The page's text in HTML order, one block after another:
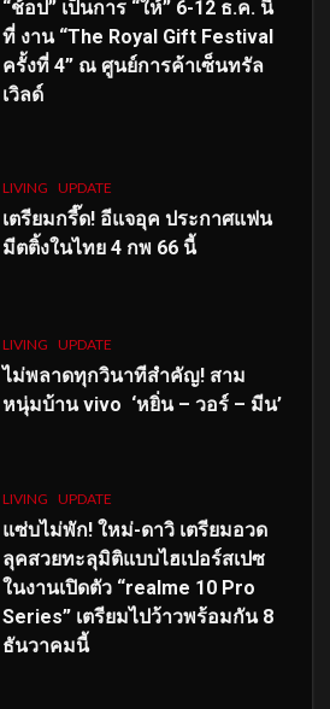
“ช้อป” เป็นการ “ให้” 6-12 ธ.ค. นี้
ที่ งาน “The Royal Gift Festival
ครั้งที่ 4” ณ ศูนย์การค้าเซ็นทรัล
เวิลด์
LIVING UPDATE
เตรียมกรี๊ด! อีแจอุค ประกาศแฟน
มีตติ้งในไทย 4 กพ 66 นี้
LIVING UPDATE
ไม่พลาดทุกวินาทีสำคัญ! สาม
หนุ่มบ้าน vivo ‘หยิ่น – วอร์ – มีน’
LIVING UPDATE
แซ่บไม่พัก! ใหม่-ดาวิ เตรียมอวด
ลุคสวยทะลุมิติแบบไฮเปอร์สเปซ
ในงานเปิดตัว “realme 10 Pro
Series” เตรียมไปว้าวพร้อมกัน 8
ธันวาคมนี้